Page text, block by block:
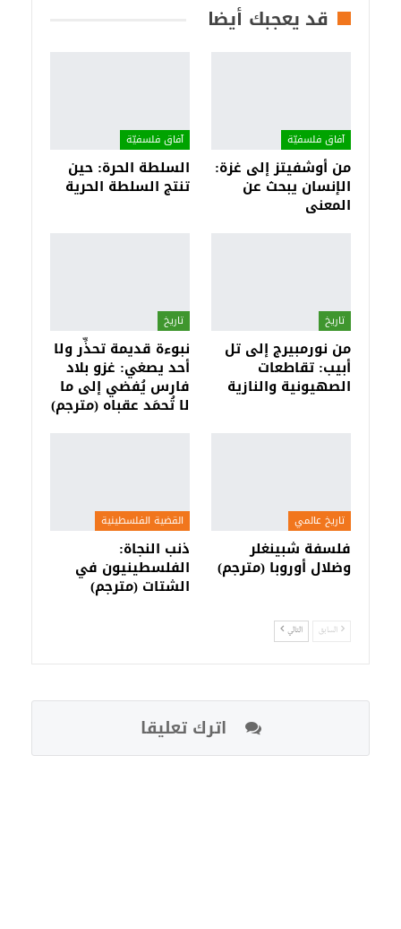
قد يعجبك أيضا
آفاق فلسفيّة‎
من أوشفيتز إلى غزة:
الإنسان يبحث عن
المعنى
آفاق فلسفيّة‎
السلطة الحرة: حين
تنتج السلطة الحرية
تاريخ
من نورمبيرج إلى تل
أبيب: تقاطعات
الصهيونية والنازية
تاريخ
نبوءة قديمة تحذِّر ولا
أحد يصغي: غزو بلاد
فارس يُفضي إلى ما
لا تُحمَد عقباه (مترجم)
تاريخ عالمي
فلسفة شبينغلر
وضلال أوروبا (مترجم)
القضية الفلسطينية
ذنب النجاة:
الفلسطينيون في
الشتات (مترجم)
السابق التالي
اترك تعليقا